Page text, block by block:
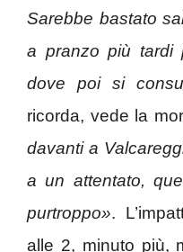
Sarebbe bastato
a pranzo più tardi
dove poi si
ricorda, vede la
davanti a
a un attentato,
purtroppo».
alle 2, minuto più,